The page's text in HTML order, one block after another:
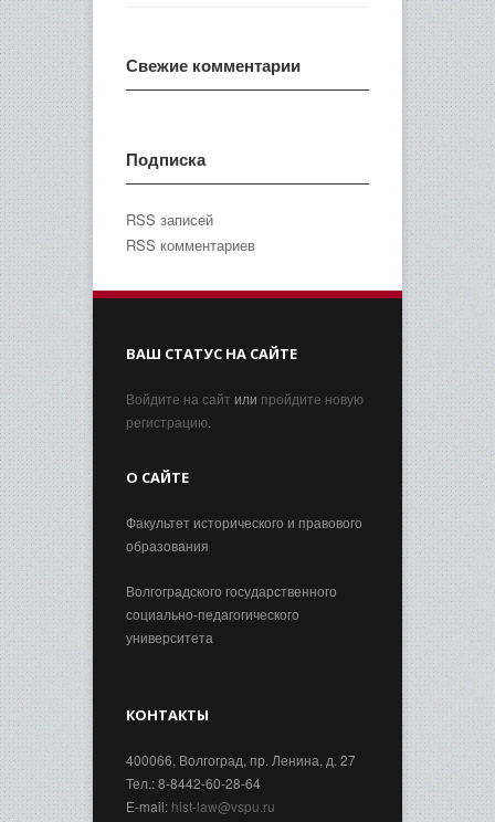
Свежие комментарии
Подписка
RSS записей
RSS комментариев
ВАШ СТАТУС НА САЙТЕ
Войдите на сайт или пройдите новую
регистрацию.
О САЙТЕ
Факультет исторического и правового
образования
Волгоградского государственного
социально-педагогического
университета
КОНТАКТЫ
400066, Волгоград, пр. Ленина, д. 27
Тел.: 8-8442-60-28-64
E-mail: hist-law@vspu.ru